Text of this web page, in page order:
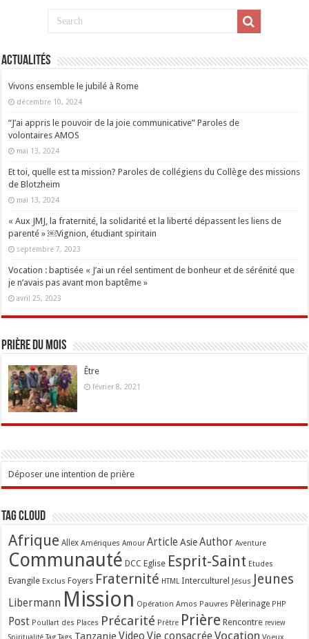
Actualités
Vivons ensemble le jubilé à Rome
décembre 10, 2024
“J’ai appris le pouvoir de la joie communicative” Paroles de
volontaires AMOS
mai 13, 2024
Et toi, quelle est ta mission? Paroles de collégiens du Collège des missions
de Blotzheim
mai 13, 2024
« Aux JMJ, la fraternité, la solidarité et la liberté dépassent les liens de
parenté » ￼Vignion, étudiant spiritain
septembre 7, 2023
Vocation : baptisée « J’ai un réel sentiment de bonheur et de sérénité que
je n’avais pas avant mon baptême »
avril 25, 2023
Prière du mois
Être
février 8, 2021
Déposer une intention de prière
Tag Cloud
Afrique Allex Amériques Amour Article Asie Author Aventure
Communauté DCC Eglise Esprit-Saint Etudes
Evangile Exclus Foyers Fraternité HTML Interculturel Jésus Jeunes
Libermann Mission Opération Amos Pauvres Pèlerinage PHP
Post Poullart des Places Précarité Prêtre Prière Rencontre review
Spiritualité
TanzanieVideo Vie consacrée Vocation Voeux